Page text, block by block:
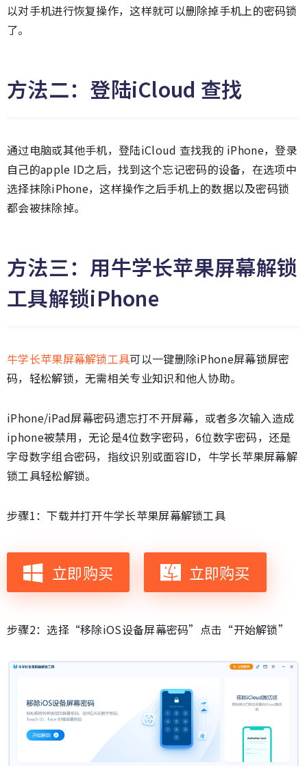
以对手机进行恢复操作，这样就可以删除掉手机上的密码锁
了。
方法二：登陆iCloud 查找
通过电脑或其他手机，登陆iCloud 查找我的 iPhone，登录
自己的apple ID之后，找到这个忘记密码的设备，在选项中
选择抹除iPhone，这样操作之后手机上的数据以及密码锁
都会被抹除掉。
方法三：用牛学长苹果屏幕解锁
工具解锁iPhone
牛学长苹果屏幕解锁工具可以一键删除iPhone屏幕锁屏密
码，轻松解锁，无需相关专业知识和他人协助。
iPhone/iPad屏幕密码遗忘打不开屏幕，或者多次输入造成
iphone被禁用，无论是4位数字密码，6位数字密码，还是
字母数字组合密码，指纹识别或面容ID，牛学长苹果屏幕解
锁工具轻松解锁。
步骤1：下载并打开牛学长苹果屏幕解锁工具
立即购买 立即购买
步骤2：选择“移除iOS设备屏幕密码”点击“开始解锁”